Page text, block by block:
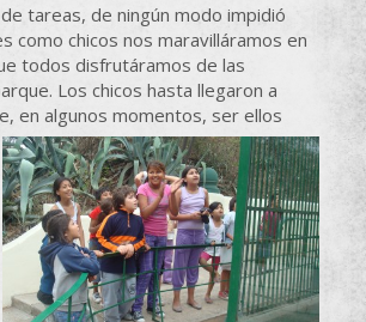
tareas, de ningún modo impidió
como chicos nos maravilláramos en
todos disfrutáramos de las
Los chicos hasta llegaron a
en algunos momentos, ser ellos